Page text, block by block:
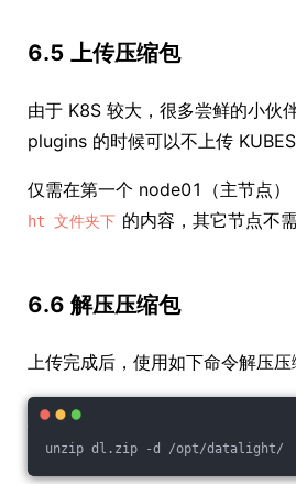
6.5 上传压缩包
由于 K8S 较大，很多尝鲜的小伙
plugins 的时候可以不上传
仅需在第一个 node01（主节点）
ht 文件夹下 的内容，其它节点不需
6.6 解压压缩包
上传完成后，使用如下命令解压压
unzip dl.zip -d /opt/datalight/